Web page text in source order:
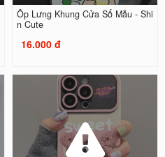
Ốp Lưng Khung Cửa Sổ Mẫu - Shi
n Cute
16.000 đ